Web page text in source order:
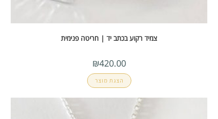
צמיד רקוע בכתב יד | חריטה פנימית
₪420.00
הצגת מוצר